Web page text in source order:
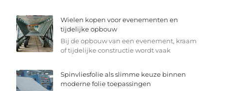
Wielen kopen voor evenementen en
tijdelijke opbouw
Bij de opbouw van een evenement, kraam
of tijdelijke constructie wordt vaak
Spinvliesfolie als slimme keuze binnen
moderne folie toepassingen